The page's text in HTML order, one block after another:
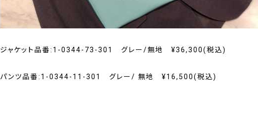
ジャケット品番:1-0344-73-301 グレー/無地 ¥36,300(税込)
パンツ品番:1-0344-11-301 グレー/ 無地 ¥16,500(税込)